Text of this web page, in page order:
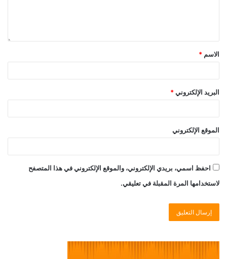
الاسم *
البريد الإلكتروني *
الموقع الإلكتروني
احفظ اسمي، بريدي الإلكتروني، والموقع الإلكتروني في هذا المتصفح
لاستخدامها المرة المقبلة في تعليقي.